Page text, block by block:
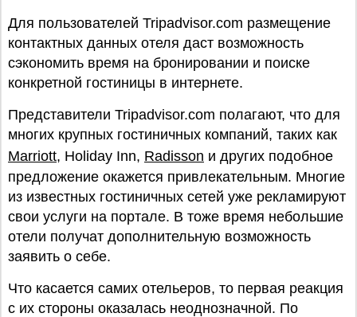
Для пользователей Tripadvisor.com размещение
контактных данных отеля даст возможность
сэкономить время на бронировании и поиске
конкретной гостиницы в интернете.
Представители Tripadvisor.com полагают, что для
многих крупных гостиничных компаний, таких как
Marriott, Holiday Inn, Radisson и других подобное
предложение окажется привлекательным. Многие
из известных гостиничных сетей уже рекламируют
свои услуги на портале. В тоже время небольшие
отели получат дополнительную возможность
заявить о себе.
Что касается самих отельеров, то первая реакция
с их стороны оказалась неоднозначной. По